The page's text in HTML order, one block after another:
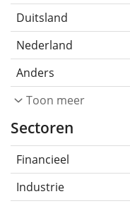
Duitsland
Nederland
Anders
Toon meer
Sectoren
Financieel
Industrie